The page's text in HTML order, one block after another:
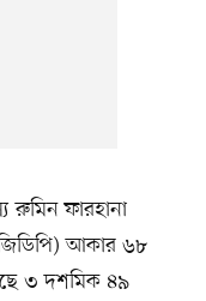
রুমিন ফারহানা
আকার ৬৮
৩ দশমিক ৪৯